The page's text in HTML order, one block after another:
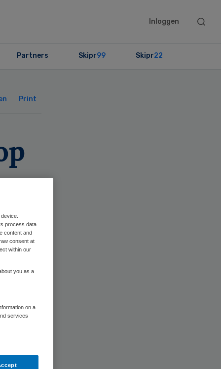
Inloggen
Search
Partners Skipr99 Skipr22
Print
process data
content and
consent at
within our
you as a
on a
services